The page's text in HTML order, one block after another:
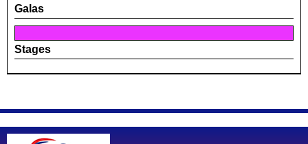
Galas
Stages